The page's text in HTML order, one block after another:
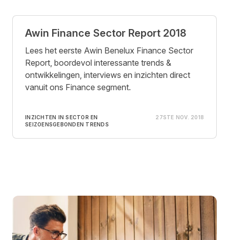
Posts
Awin Finance Sector Report 2018
Lees het eerste Awin Benelux Finance Sector
Report, boordevol interessante trends &
ontwikkelingen, interviews en inzichten direct
vanuit ons Finance segment.
INZICHTEN IN SECTOR EN
SEIZOENSGEBONDEN TRENDS
27STE NOV. 2018